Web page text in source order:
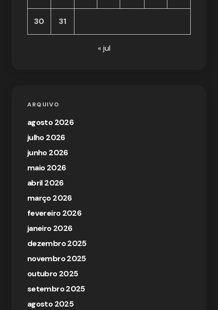
30 31
« jul
ARQUIVO
agosto 2026
julho 2026
junho 2026
maio 2026
abril 2026
março 2026
fevereiro 2026
janeiro 2026
dezembro 2025
novembro 2025
outubro 2025
setembro 2025
agosto 2025